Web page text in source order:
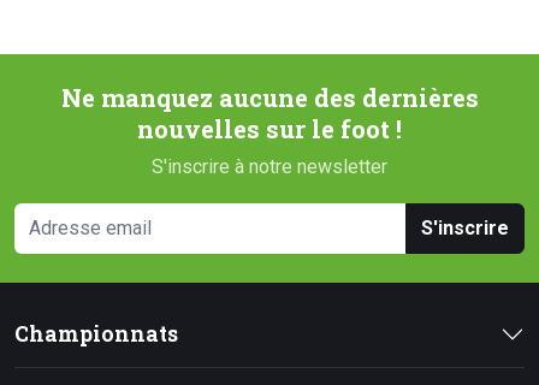
Ne manquez aucune des dernières
nouvelles sur le foot !
S'inscrire à notre newsletter
S'inscrire
Championnats